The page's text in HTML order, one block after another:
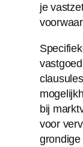
je
bij
voor